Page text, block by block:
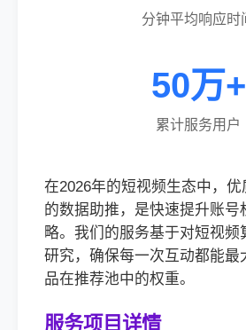
分钟平均响应时
50万+
累计服务用户
在2026年的短视频生态中，
的数据助推，是快速提升账号
略。我们的服务基于对短视频
研究，确保每一次互动都能最
品在推荐池中的权重。
服务项目详情